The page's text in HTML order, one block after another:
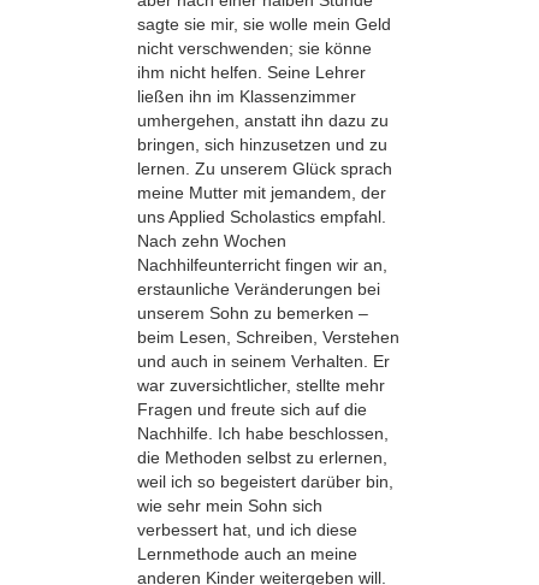
sagte sie mir, sie wolle mein Geld
nicht verschwenden; sie könne
ihm nicht helfen. Seine Lehrer
ließen ihn im Klassenzimmer
umhergehen, anstatt ihn dazu zu
bringen, sich hinzusetzen und zu
lernen. Zu unserem Glück sprach
meine Mutter mit jemandem, der
uns Applied Scholastics empfahl.
Nach zehn Wochen
Nachhilfeunterricht fingen wir an,
erstaunliche Veränderungen bei
unserem Sohn zu bemerken –
beim Lesen, Schreiben, Verstehen
und auch in seinem Verhalten. Er
war zuversichtlicher, stellte mehr
Fragen und freute sich auf die
Nachhilfe. Ich habe beschlossen,
die Methoden selbst zu erlernen,
weil ich so begeistert darüber bin,
wie sehr mein Sohn sich
verbessert hat, und ich diese
Lernmethode auch an meine
anderen Kinder weitergeben will.